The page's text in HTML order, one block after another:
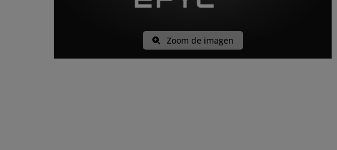
Zoom de imagen